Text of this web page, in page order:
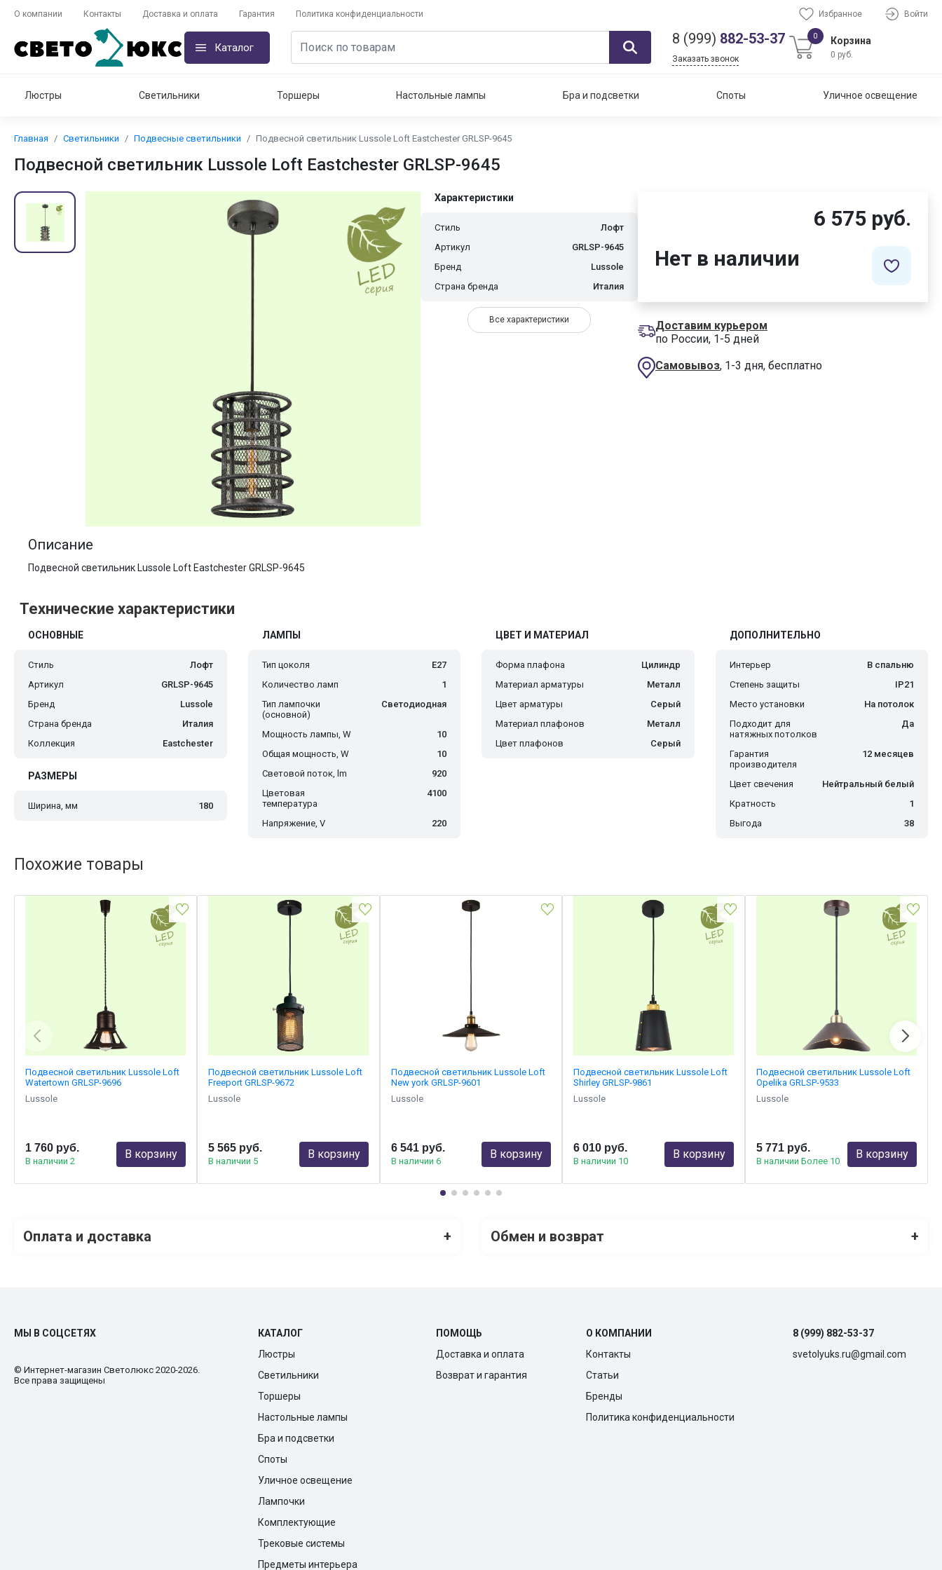
О компании Контакты Доставка и оплата Гарантия Политика конфиденциальности Избранное Войти
Каталог
8 (999) 882-53-37
Заказать звонок
0 Корзина
0 руб.
Люстры Светильники Торшеры Настольные лампы Бра и подсветки Споты Уличное освещение
Главная Светильники Подвесные светильники Подвесной светильник Lussole Loft Eastchester GRLSP-9645
Подвесной светильник Lussole Loft Eastchester GRLSP-9645
Характеристики
Стиль
Лофт
Артикул
GRLSP-9645
Бренд
Lussole
Страна бренда
Италия
Все характеристики
6 575 руб.
Нет в наличии
Доставим курьером
по России, 1-5 дней
Самовывоз, 1-3 дня, бесплатно
Описание
Подвесной светильник Lussole Loft Eastchester GRLSP-9645
Технические характеристики
ОСНОВНЫЕ
Стиль
Лофт
Артикул
GRLSP-9645
Бренд
Lussole
Страна бренда
Италия
Коллекция
Eastchester
РАЗМЕРЫ
Ширина, мм 180
ЛАМПЫ
Тип цоколя
E27
Количество ламп
1
Тип лампочки
(основной)
Светодиодная
Мощность лампы, W
10
Общая мощность, W
10
Световой поток, lm
920
Цветовая
температура
4100
Напряжение, V 220
ЦВЕТ И МАТЕРИАЛ
Форма плафона
Цилиндр
Материал арматуры
Металл
Цвет арматуры
Серый
Материал плафонов
Металл
Цвет плафонов
Серый
ДОПОЛНИТЕЛЬНО
Интерьер
В спальню
Степень защиты
IP21
Место установки
На потолок
Подходит для
натяжных потолков
Да
Гарантия
производителя
12 месяцев
Цвет свечения
Нейтральный белый
Кратность
1
Выгода
38
Похожие товары
Подвесной светильник Lussole Loft
Watertown GRLSP-9696
Lussole
1 760 руб.
В наличии 2
В корзину
Подвесной светильник Lussole Loft
Freeport GRLSP-9672
Lussole
5 565 руб.
В наличии 5
В корзину
Подвесной светильник Lussole Loft
New york GRLSP-9601
Lussole
6 541 руб.
В наличии 6
В корзину
Подвесной светильник Lussole Loft
Shirley GRLSP-9861
Lussole
6 010 руб.
В наличии 10
В корзину
Подвесной светильник Lussole Loft
Opelika GRLSP-9533
Lussole
5 771 руб.
В наличии Более 10
В корзину
Оплата и доставка + Обмен и возврат +
МЫ В СОЦСЕТЯХ
© Интернет-магазин Cветолюкс 2020-2026.
Все права защищены
КАТАЛОГ
Люстры
Светильники
Торшеры
Настольные лампы
Бра и подсветки
Споты
Уличное освещение
Лампочки
Комплектующие
Трековые системы
Предметы интерьера
ПОМОЩЬ
Доставка и оплата
Возврат и гарантия
О КОМПАНИИ
Контакты
Статьи
Бренды
Политика конфиденциальности
8 (999) 882-53-37
svetolyuks.ru@gmail.com